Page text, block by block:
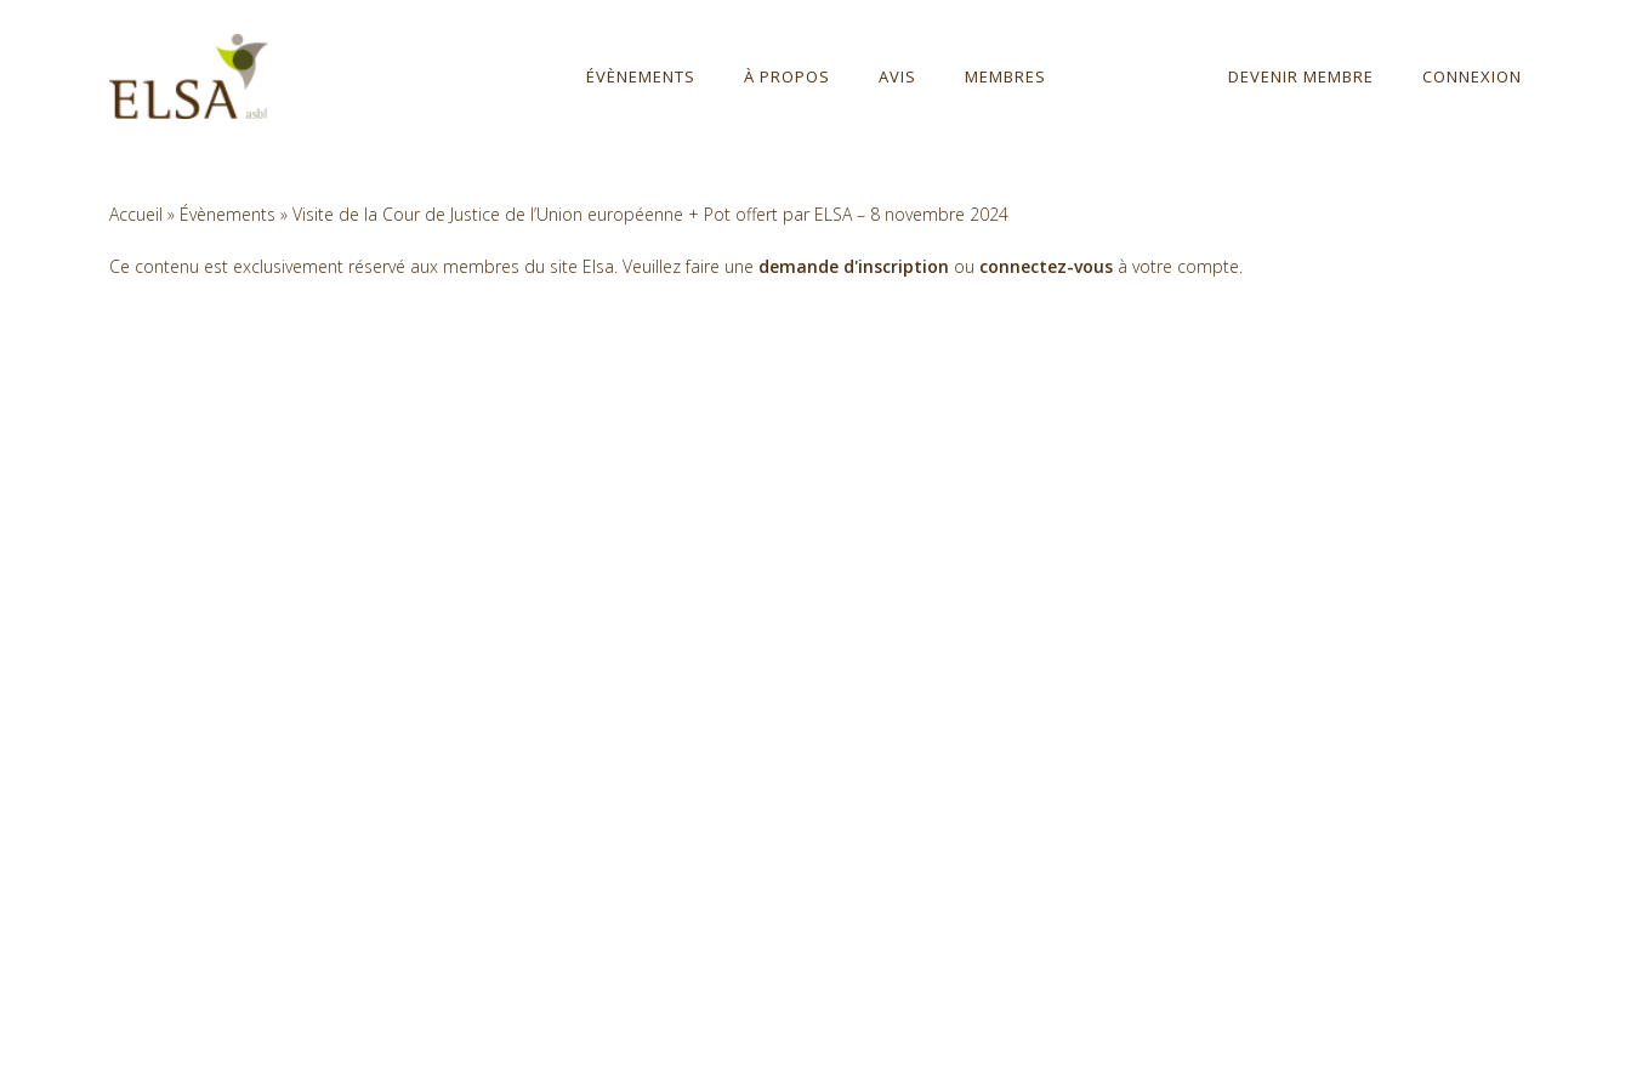
ÉVÈNEMENTS À PROPOS AVIS MEMBRES DEVENIR MEMBRE CONNEXION
Accueil » Évènements » Visite de la Cour de Justice de l’Union européenne + Pot offert par ELSA – 8 novembre 2024
Ce contenu est exclusivement réservé aux membres du site Elsa. Veuillez faire une demande d'inscription ou connectez-vous à votre compte.